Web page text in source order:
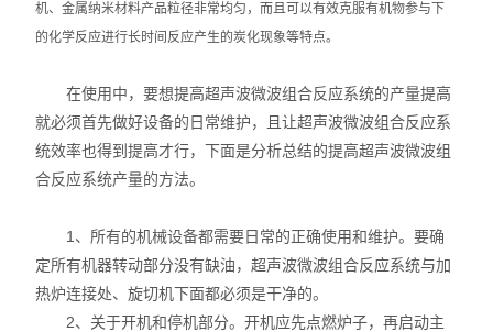
培养箱系列
样品组织研磨仪
机、金属纳米材料产品粒径非常均匀，而且可以有效克服有机物参与下
的化学反应进行长时间反应产生的炭化现象等特点。
在使用中，要想提高超声波微波组合反应系统的产量提高
就必须首先做好设备的日常维护，且让超声波微波组合反应系
统效率也得到提高才行，下面是分析总结的提高超声波微波组
合反应系统产量的方法。
1、所有的机械设备都需要日常的正确使用和维护。要确
定所有机器转动部分没有缺油，超声波微波组合反应系统与加
热炉连接处、旋切机下面都必须是干净的。
2、关于开机和停机部分。开机应先点燃炉子，再启动主